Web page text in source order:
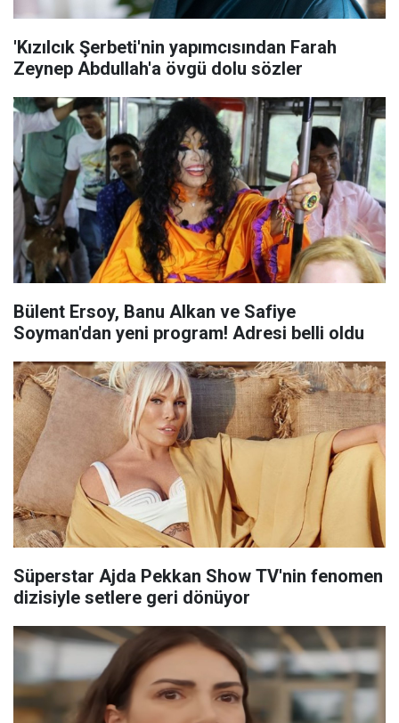
'Kızılcık Şerbeti'nin yapımcısından Farah
Zeynep Abdullah'a övgü dolu sözler
Bülent Ersoy, Banu Alkan ve Safiye
Soyman'dan yeni program! Adresi belli oldu
Süperstar Ajda Pekkan Show TV'nin fenomen
dizisiyle setlere geri dönüyor